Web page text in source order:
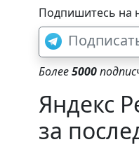
Подпишитесь на
Более5000
Яндекс
за